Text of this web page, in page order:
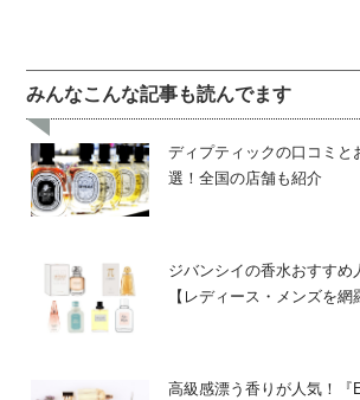
みんなこんな記事も読んでます
ディプティックの口コミと
選！全国の店舗も紹介
ジバンシイの香水おすすめ
【レディース・メンズを網
高級感漂う香りが人気！『